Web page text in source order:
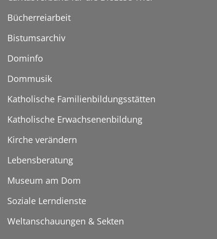
Bücherreiarbeit
Bistumsarchiv
Dominfo
Dommusik
Katholische Familienbildungsstätten
Katholische Erwachsenenbildung
Kirche verändern
Lebensberatung
Museum am Dom
Soziale Lerndienste
Weltanschauungen & Sekten